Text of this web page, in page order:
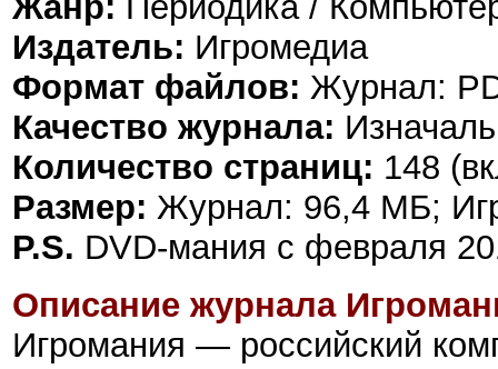
Издатель: Игромедиа
Формат файлов: Журнал:
Качество журнала:
Количество страниц: 148
Размер: Журнал: 96,4 МБ;
P.S. DVD-мания с февраля
Описание журнала
Игромания — российский